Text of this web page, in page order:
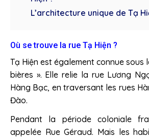
L’architecture unique de Tạ
Où se trouve la rue Tạ Hiện ?
Tạ Hiện est également connue sous
bières ». Elle relie la rue Lương
Hàng Bạc, en traversant les rues
Đào.
Pendant la période coloniale
appelée Rue Géraud. Mais les